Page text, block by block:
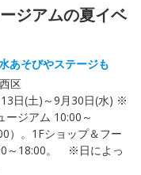
ジアムの夏イベ
あそびやステージも
区
日(土)～9月30日(水) ※
ジアム 10:00～
）。1Fショップ＆フー
～18:00。 ※日によっ